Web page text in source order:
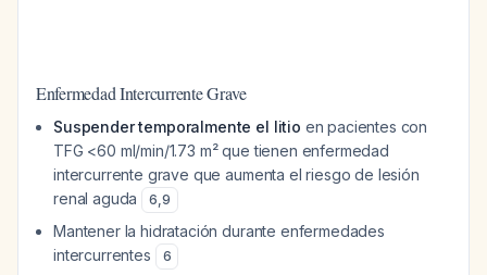
Enfermedad Intercurrente Grave
Suspender temporalmente el litio en pacientes con
TFG <60 ml/min/1.73 m² que tienen enfermedad
intercurrente grave que aumenta el riesgo de lesión
renal aguda
6,9
Mantener la hidratación durante enfermedades
intercurrentes
6